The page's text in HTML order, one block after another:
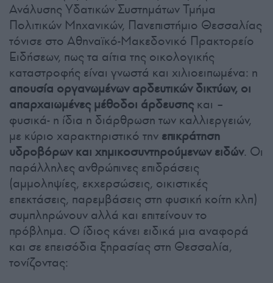
Ανάλυσης Υδατικών Συστημάτων Τμήμα
Πολιτικών Μηχανικών, Πανεπιστήμιο Θεσσαλίας
τόνισε στο Αθηναϊκό-Μακεδονικό Πρακτορείο
Ειδήσεων, πως τα αίτια της οικολογικής
καταστροφής είναι γνωστά και χιλιοειπωμένα: η
απουσία οργανωμένων αρδευτικών δικτύων, οι
απαρχαιωμένες μέθοδοι άρδευσηςκαι –
φυσικά- η ίδια η διάρθρωση των καλλιεργειών,
με κύριο χαρακτηριστικό την επικράτηση
υδροβόρων και χημικοσυντηρούμενων ειδών. Οι
παράλληλες ανθρώπινες επιδράσεις
(αμμοληψίες, εκχερσώσεις, οικιστικές
επεκτάσεις, παρεμβάσεις στη φυσική κοίτη κλπ)
συμπληρώνουν αλλά και επιτείνουν το
πρόβλημα. Ο ίδιος κάνει ειδικά μια αναφορά
και σε επεισόδια ξηρασίας στη Θεσσαλία,
τονίζοντας: